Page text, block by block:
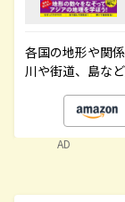
各国の地形や関
川や街道、島な
AD